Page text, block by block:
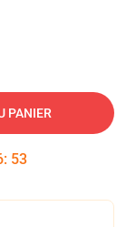
PANIER
: 53